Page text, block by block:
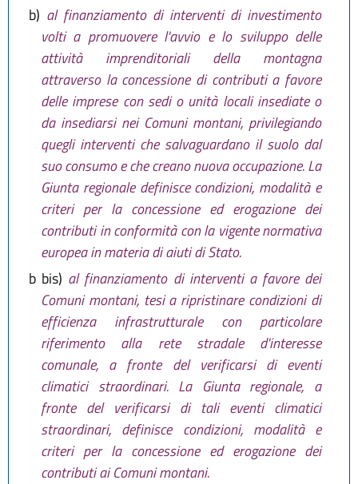
b) al finanziamento di interventi di investimento
volti a promuovere l'avvio e lo sviluppo delle
attività imprenditoriali della montagna
attraverso la concessione di contributi a favore
delle imprese con sedi o unità locali insediate o
da insediarsi nei Comuni montani, privilegiando
quegli interventi che salvaguardano il suolo dal
suo consumo e che creano nuova occupazione. La
Giunta regionale definisce condizioni, modalità e
criteri per la concessione ed erogazione dei
contributi in conformità con la vigente normativa
europea in materia di aiuti di Stato.
b bis) al finanziamento di interventi a favore dei
Comuni montani, tesi a ripristinare condizioni di
efficienza infrastrutturale con particolare
riferimento alla rete stradale d'interesse
comunale, a fronte del verificarsi di eventi
climatici straordinari. La Giunta regionale, a
fronte del verificarsi di tali eventi climatici
straordinari, definisce condizioni, modalità e
criteri per la concessione ed erogazione dei
contributi ai Comuni montani.